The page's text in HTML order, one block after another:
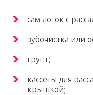
сам лоток с
зубочистка или
грунт;
кассеты для
крышкой;